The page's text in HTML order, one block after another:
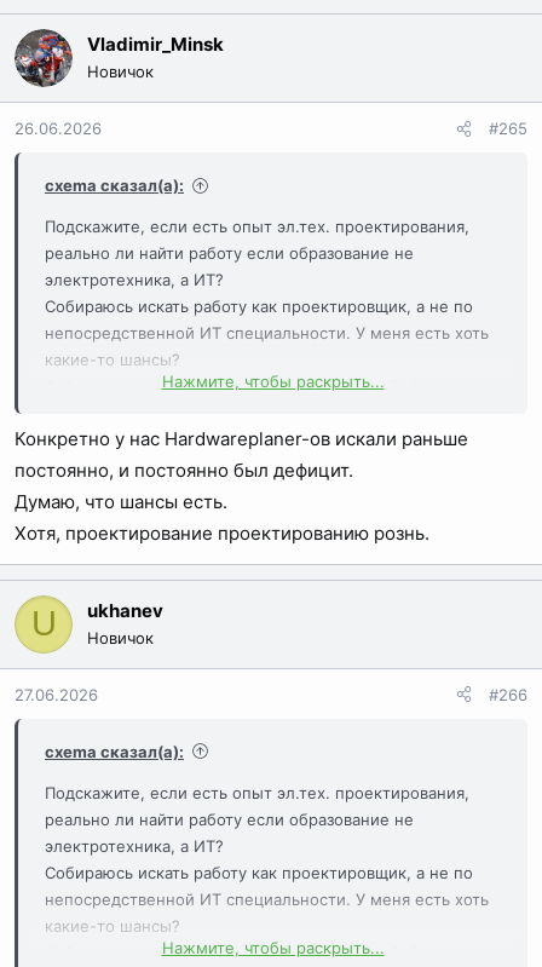
а
к
ц
Vladimir_Minsk
Новичок
26.06.2026 #265
cxema сказал(а):
Подскажите, если есть опыт эл.тех. проектирования,
реально ли найти работу если образование не
электротехника, а ИТ?
Собираюсь искать работу как проектировщик, а не по
непосредственной ИТ специальности. У меня есть хоть
какие-то шансы?
Файлы и проч. что можно показать само-собой имеется.
Нажмите, чтобы раскрыть...
Конкретно у нас Hardwareplaner-ов искали раньше
постоянно, и постоянно был дефицит.
Думаю, что шансы есть.
Хотя, проектирование проектированию рознь.
U ukhanev
Новичок
27.06.2026 #266
cxema сказал(а):
Подскажите, если есть опыт эл.тех. проектирования,
реально ли найти работу если образование не
электротехника, а ИТ?
Собираюсь искать работу как проектировщик, а не по
непосредственной ИТ специальности. У меня есть хоть
какие-то шансы?
Файлы и проч. что можно показать само-собой имеется.
Нажмите, чтобы раскрыть...